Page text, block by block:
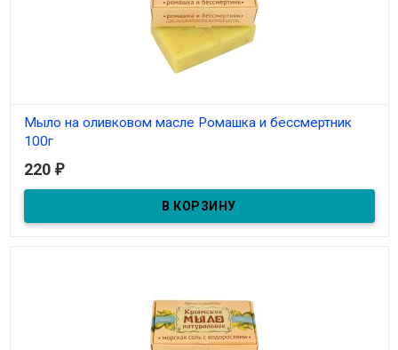
Мыло на оливковом масле Ромашка и бессмертник
100г
В наличии
220 ₽